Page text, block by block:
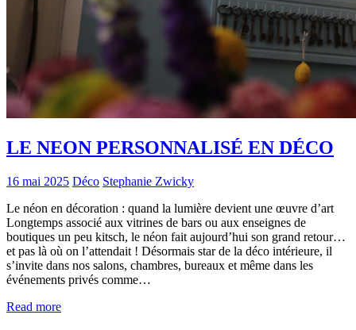
LE NEON PERSONNALISÉ EN DÉCO
16 mai 2025 Déco Stephanie Zwicky
Le néon en décoration : quand la lumière devient une œuvre d’art
Longtemps associé aux vitrines de bars ou aux enseignes de
boutiques un peu kitsch, le néon fait aujourd’hui son grand retour…
et pas là où on l’attendait ! Désormais star de la déco intérieure, il
s’invite dans nos salons, chambres, bureaux et même dans les
événements privés comme…
Read more